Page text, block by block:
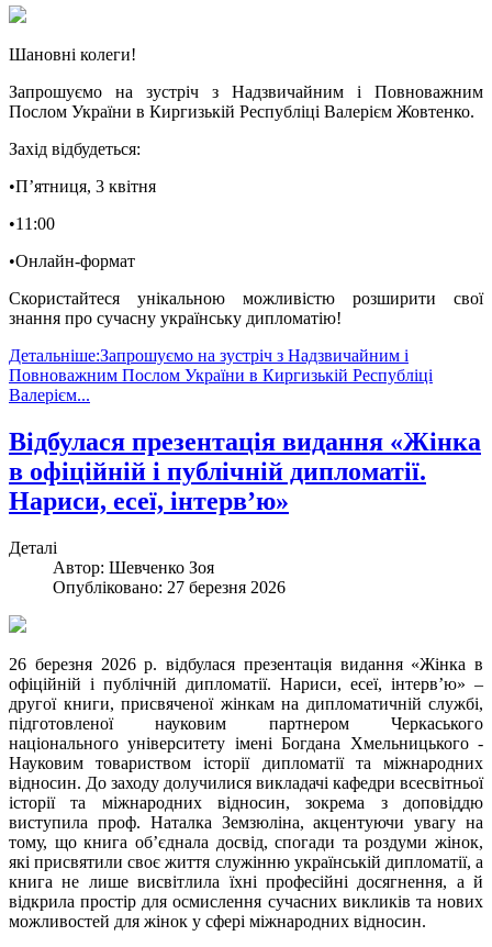
Шановні колеги!
Запрошуємо на зустріч з Надзвичайним і Повноважним
Послом України в Киргизькій Республіці Валерієм Жовтенко.
Захід відбудеться:
•П’ятниця, 3 квітня
•11:00
•Онлайн-формат
Скористайтеся унікальною можливістю розширити свої
знання про сучасну українську дипломатію!
Детальніше:Запрошуємо на зустріч з Надзвичайним і
Повноважним Послом України в Киргизькій Республіці
Валерієм...
Відбулася презентація видання «Жінка
в офіційній і публічній дипломатії.
Нариси, есеї, інтерв’ю»
Деталі
Автор: Шевченко Зоя
Опубліковано: 27 березня 2026
26 березня 2026 р. відбулася презентація видання «Жінка в
офіційній і публічній дипломатії. Нариси, есеї, інтерв’ю» –
другої книги, присвяченої жінкам на дипломатичній службі,
підготовленої науковим партнером Черкаського
національного університету імені Богдана Хмельницького -
Науковим товариством історії дипломатії та міжнародних
відносин. До заходу долучилися викладачі кафедри всесвітньої
історії та міжнародних відносин, зокрема з доповіддю
виступила проф. Наталка Земзюліна, акцентуючи увагу на
тому, що книга об’єднала досвід, спогади та роздуми жінок,
які присвятили своє життя служінню українській дипломатії, а
книга не лише висвітлила їхні професійні досягнення, а й
відкрила простір для осмислення сучасних викликів та нових
можливостей для жінок у сфері міжнародних відносин.